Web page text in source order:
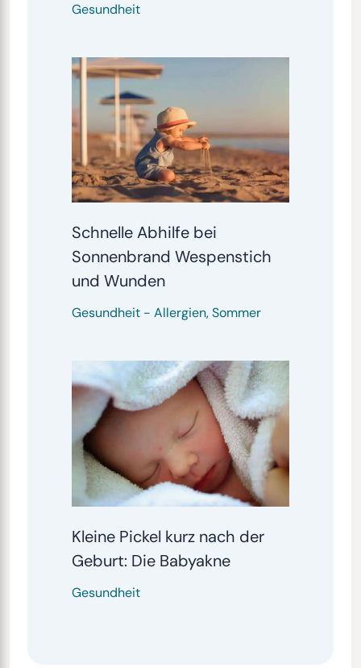
Gesundheit
Schnelle Abhilfe bei
Sonnenbrand Wespenstich
und Wunden
Gesundheit- Allergien,Sommer
Kleine Pickel kurz nach der
Geburt: Die Babyakne
Gesundheit